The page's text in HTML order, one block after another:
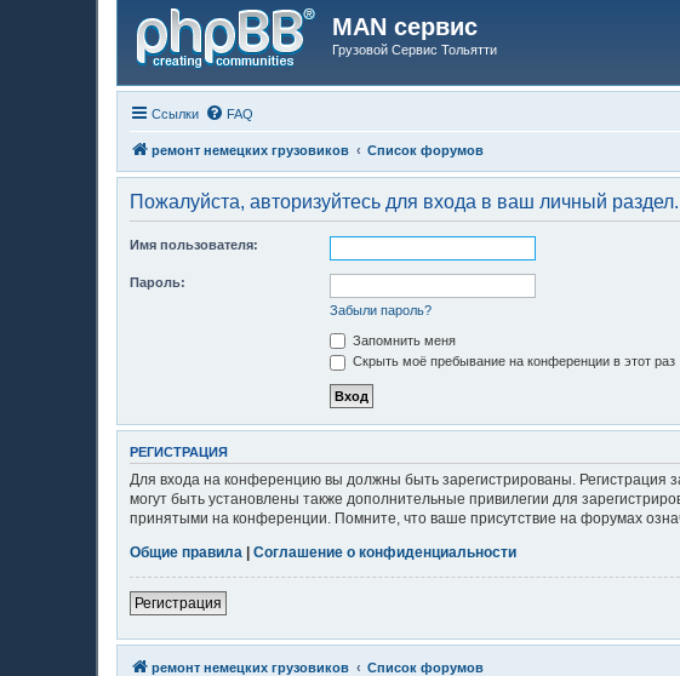
MAN сервис
Грузовой Сервис Тольятти
Ссылки FAQ
ремонт немецких грузовиков Список форумов
Пожалуйста, авторизуйтесь для входа в ваш личный раздел.
Имя пользователя:
Пароль:
Забыли пароль?
Запомнить меня
Скрыть моё пребывание на конференции в этот раз
РЕГИСТРАЦИЯ
Для входа на конференцию вы должны быть зарегистрированы. Регистрация
могут быть установлены также дополнительные привилегии для
принятыми на конференции. Помните, что ваше присутствие на форумах
Общие правила
Соглашение о конфиденциальности
Регистрация
ремонт немецких грузовиков Список форумов